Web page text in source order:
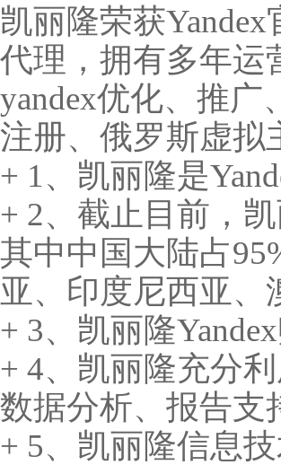
凯丽隆荣获
代理，拥有多年运
yandex优化、推
注册、俄罗斯虚拟
+ 1、凯丽隆是
+ 2、截止目前，
其中中国大陆占
亚、印度尼西亚、
+ 3、凯丽隆
+ 4、凯丽隆充分
数据分析、报告支
+ 5、凯丽隆信息